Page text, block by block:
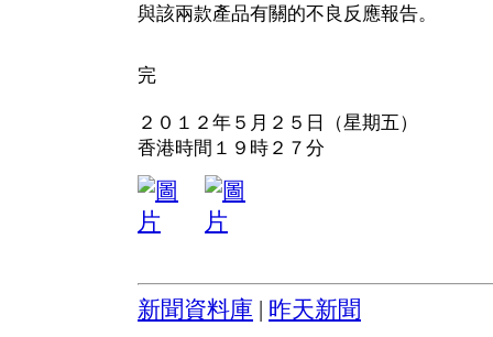
與該兩款產品有關的不良反應報告。
完
２０１２年５月２５日（星期五）
香港時間１９時２７分
新聞資料庫 昨天新聞